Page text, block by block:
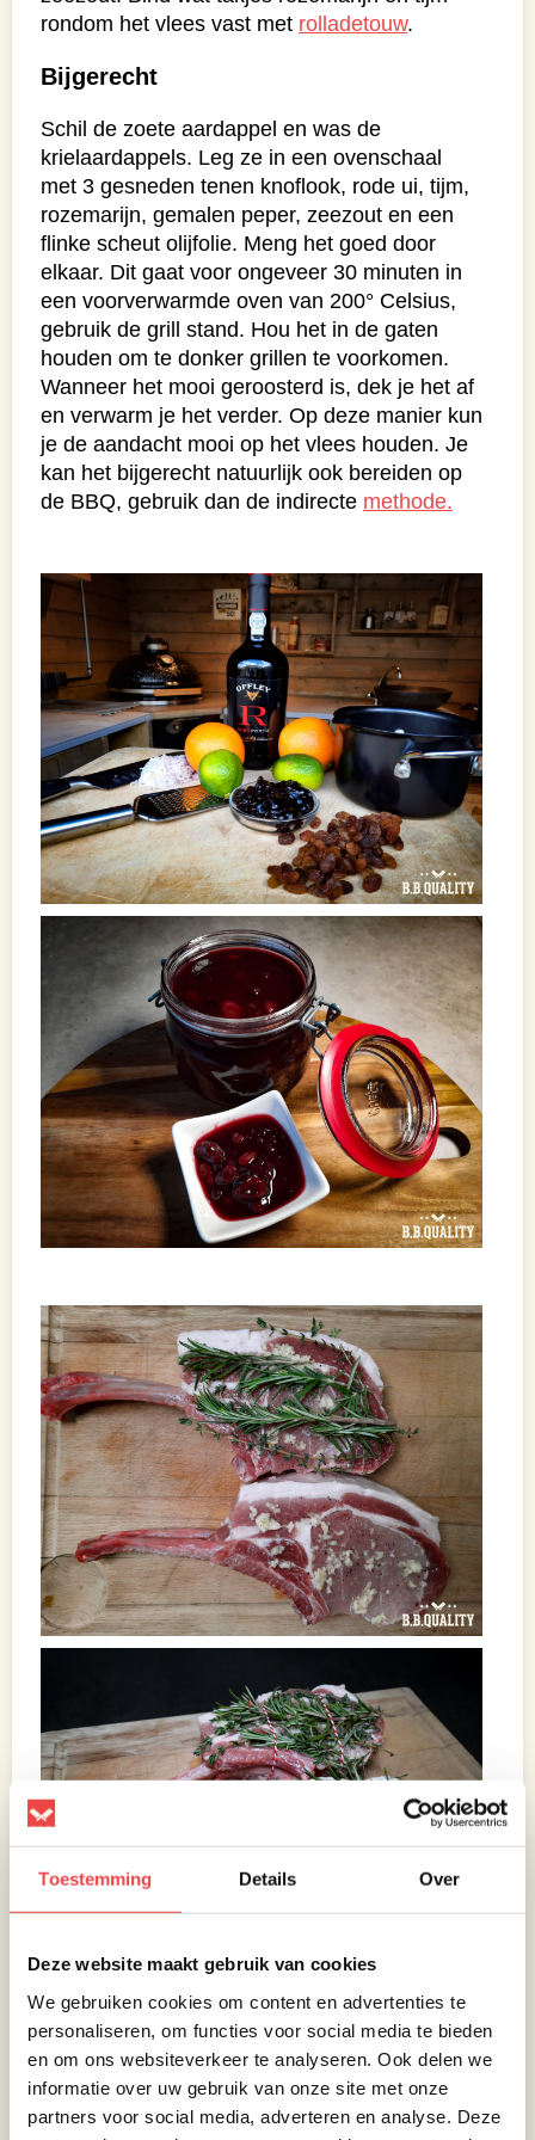
Toestemming Details Over
Deze website maakt gebruik van cookies
We gebruiken cookies om content en advertenties te
personaliseren, om functies voor social media te bieden
en om ons websiteverkeer te analyseren. Ook delen we
informatie over uw gebruik van onze site met onze
partners voor social media, adverteren en analyse. Deze
rondom het vlees vast met rolladetouw.
Bijgerecht
Schil de zoete aardappel en was de
krielaardappels. Leg ze in een ovenschaal
met 3 gesneden tenen knoflook, rode ui, tijm,
rozemarijn, gemalen peper, zeezout en een
flinke scheut olijfolie. Meng het goed door
elkaar. Dit gaat voor ongeveer 30 minuten in
een voorverwarmde oven van 200° Celsius,
gebruik de grill stand. Hou het in de gaten
houden om te donker grillen te voorkomen.
Wanneer het mooi geroosterd is, dek je het af
en verwarm je het verder. Op deze manier kun
je de aandacht mooi op het vlees houden. Je
kan het bijgerecht natuurlijk ook bereiden op
de BBQ, gebruik dan de indirecte methode.
Bereiding